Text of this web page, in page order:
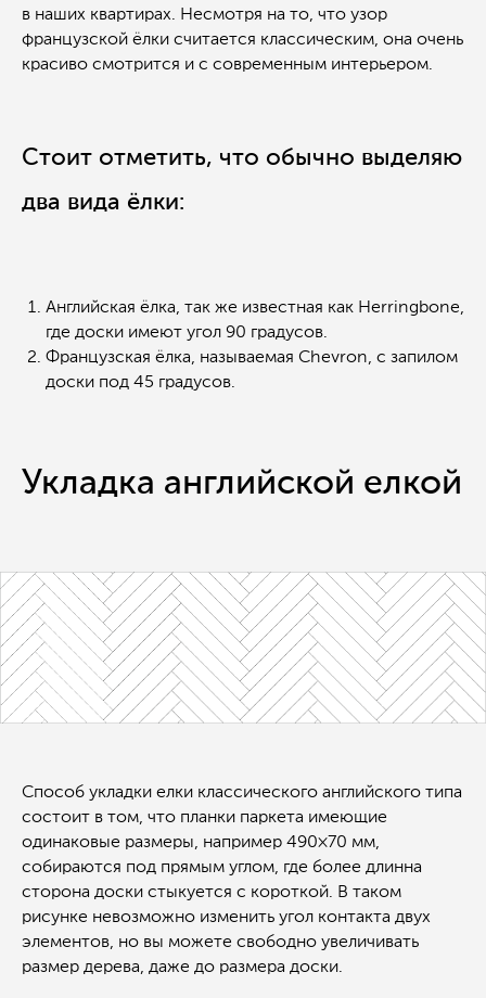
в наших квартирах. Несмотря на то, что узор
французской ёлки считается классическим, она очень
красиво смотрится и с современным интерьером.
Стоит отметить, что обычно выделяю
два вида ёлки:
Английская ёлка, так же известная как Herringbone,
где доски имеют угол 90 градусов.
Французская ёлка, называемая Chevron, с запилом
доски под 45 градусов.
Укладка английской елкой
Способ укладки елки классического английского типа
состоит в том, что планки паркета имеющие
одинаковые размеры, например 490×70 мм,
собираются под прямым углом, где более длинна
сторона доски стыкуется с короткой. В таком
рисунке невозможно изменить угол контакта двух
элементов, но вы можете свободно увеличивать
размер дерева, даже до размера доски.